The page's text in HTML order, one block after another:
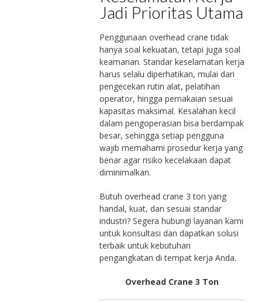
Jadi Prioritas Utama
Penggunaan overhead crane tidak
hanya soal kekuatan, tetapi juga soal
keamanan. Standar keselamatan kerja
harus selalu diperhatikan, mulai dari
pengecekan rutin alat, pelatihan
operator, hingga pemakaian sesuai
kapasitas maksimal. Kesalahan kecil
dalam pengoperasian bisa berdampak
besar, sehingga setiap pengguna
wajib memahami prosedur kerja yang
benar agar risiko kecelakaan dapat
diminimalkan.
Butuh overhead crane 3 ton yang
handal, kuat, dan sesuai standar
industri? Segera hubungi layanan kami
untuk konsultasi dan dapatkan solusi
terbaik untuk kebutuhan
pengangkatan di tempat kerja Anda.
Overhead Crane 3 Ton